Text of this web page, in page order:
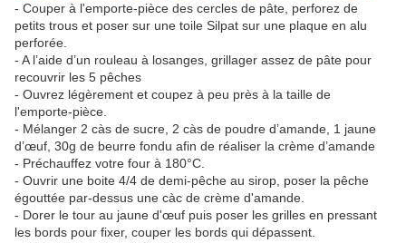
- Couper à l'emporte-pièce des cercles de pâte, perforez de
petits trous et poser sur une toile Silpat sur une plaque en alu
perforée.
- A l’aide d’un rouleau à losanges, grillager assez de pâte pour
recouvrir les 5 pêches
- Ouvrez légèrement et coupez à peu près à la taille de
l'emporte-pièce.
- Mélanger 2 càs de sucre, 2 càs de poudre d’amande, 1 jaune
d’œuf, 30g de beurre fondu afin de réaliser la crème d’amande
- Préchauffez votre four à 180°C.
- Ouvrir une boite 4/4 de demi-pêche au sirop, poser la pêche
égouttée par-dessus une càc de crème d'amande.
- Dorer le tour au jaune d'œuf puis poser les grilles en pressant
les bords pour fixer, couper les bords qui dépassent.